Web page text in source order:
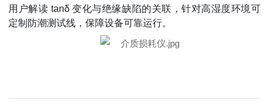
用户解读 tanδ 变化与绝缘缺陷的关联，针对高湿度环境可
定制防潮测试线，保障设备可靠运行。